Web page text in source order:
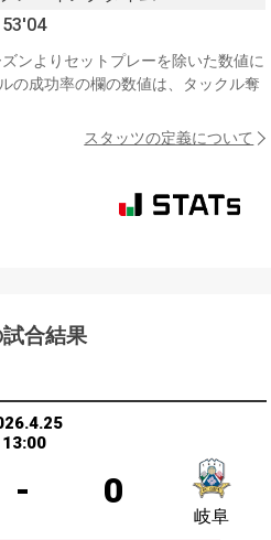
53'04
ンよりセットプレーを除いた数値に
の成功率の欄の数値は、タックル奪
スタッツの定義について
合結果
13:00
- 0
岐阜